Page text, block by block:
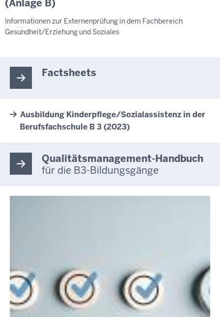
(Anlage B)
Informationen zur Externenprüfung in dem Fachbereich
Gesundheit/Erziehung und Soziales
Factsheets
Ausbildung Kinderpflege/Sozialassistenz in der
Berufsfachschule B 3 (2023)
Qualitätsmanagement-Handbuch
für die B3-Bildungsgänge